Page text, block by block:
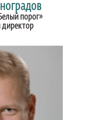
порог»
директор